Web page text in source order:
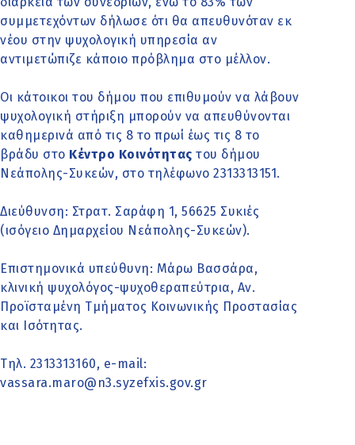
συμμετεχόντων δήλωσε ότι θα απευθυνόταν εκ
νέου στην ψυχολογική υπηρεσία αν
αντιμετώπιζε κάποιο πρόβλημα στο μέλλον.
Οι κάτοικοι του δήμου που επιθυμούν να λάβουν
ψυχολογική στήριξη μπορούν να απευθύνονται
καθημερινά από τις 8 το πρωί έως τις 8 το
βράδυ στο Κέντρο Κοινότητας του δήμου
Νεάπολης-Συκεών, στο τηλέφωνο 2313313151.
Διεύθυνση: Στρατ. Σαράφη 1, 56625 Συκιές
(ισόγειο Δημαρχείου Νεάπολης-Συκεών).
Επιστημονικά υπεύθυνη: Μάρω Βασσάρα,
κλινική ψυχολόγος-ψυχοθεραπεύτρια, Αν.
Προϊσταμένη Τμήματος Κοινωνικής Προστασίας
και Ισότητας.
Τηλ. 2313313160, e-mail:
vassara.maro@n3.syzefxis.gov.gr